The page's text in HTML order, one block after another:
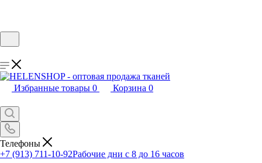
Избранные товары 0 Корзина 0
Телефоны
+7 (913) 711-10-92Рабочие дни с 8 до 16 часов